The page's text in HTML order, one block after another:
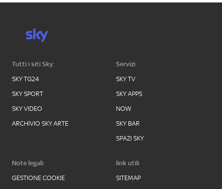
Tutti i siti Sky:
SKY TG24
SKY SPORT
SKY VIDEO
ARCHIVIO SKY ARTE
Servizi:
SKY TV
SKY APPS
NOW
SKY BAR
SPAZI SKY
Note legali:
GESTIONE COOKIE
link utili
SITEMAP